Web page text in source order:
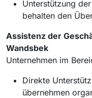
Unterstützung
behalten den
Assistenz der
Wandsbek
Unternehmen im
Direkte
übernehmen